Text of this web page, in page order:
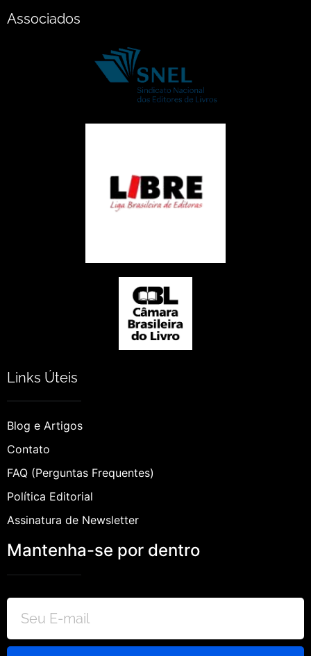
Associados
Links Úteis
Blog e Artigos
Contato
FAQ (Perguntas Frequentes)
Política Editorial
Assinatura de Newsletter
Mantenha-se por dentro